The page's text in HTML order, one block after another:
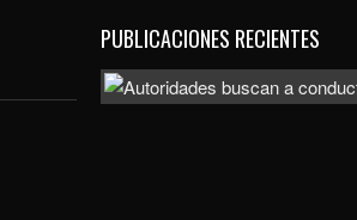
PUBLICACIONES RECIENTES